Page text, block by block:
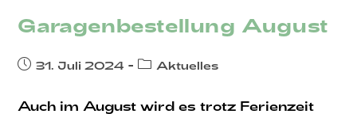
Garagenbestellung August
Beitrag
31. Juli 2024
Beitrags-
Aktuelles
Auch im August wird es trotz Ferienzeit